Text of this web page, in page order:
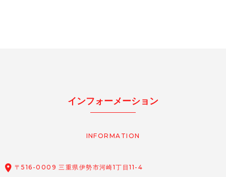
インフォーメーション
INFORMATION
〒516-0009 三重県伊勢市河崎1丁目11-4